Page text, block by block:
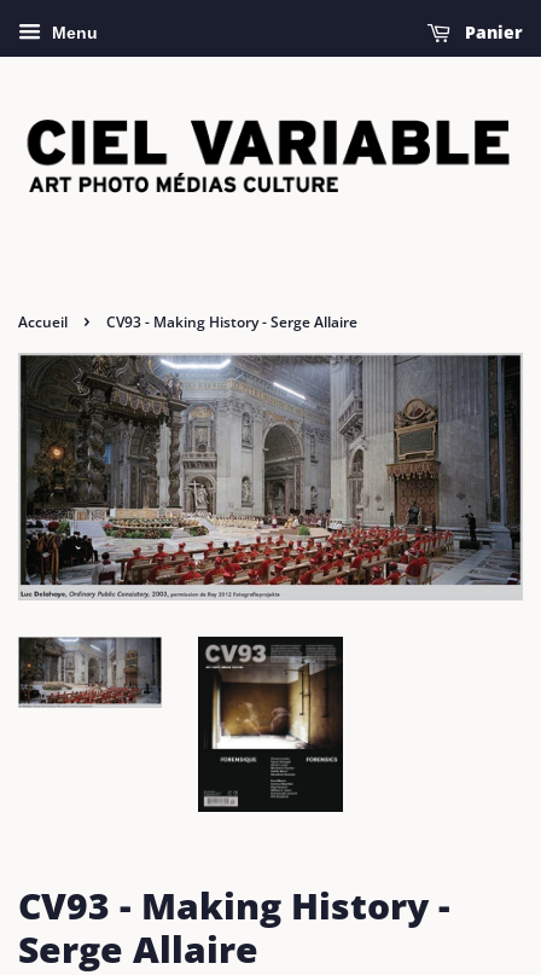
Menu Panier
Accueil › CV93 - Making History - Serge Allaire
CV93 - Making History -
Serge Allaire